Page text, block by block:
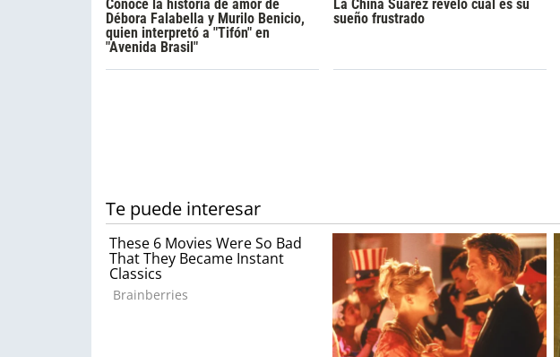
Conocé la historia de amor de
Débora Falabella y Murilo Benicio,
quien interpretó a "Tifón" en
"Avenida Brasil"
La China Suárez reveló cuál es su
sueño frustrado